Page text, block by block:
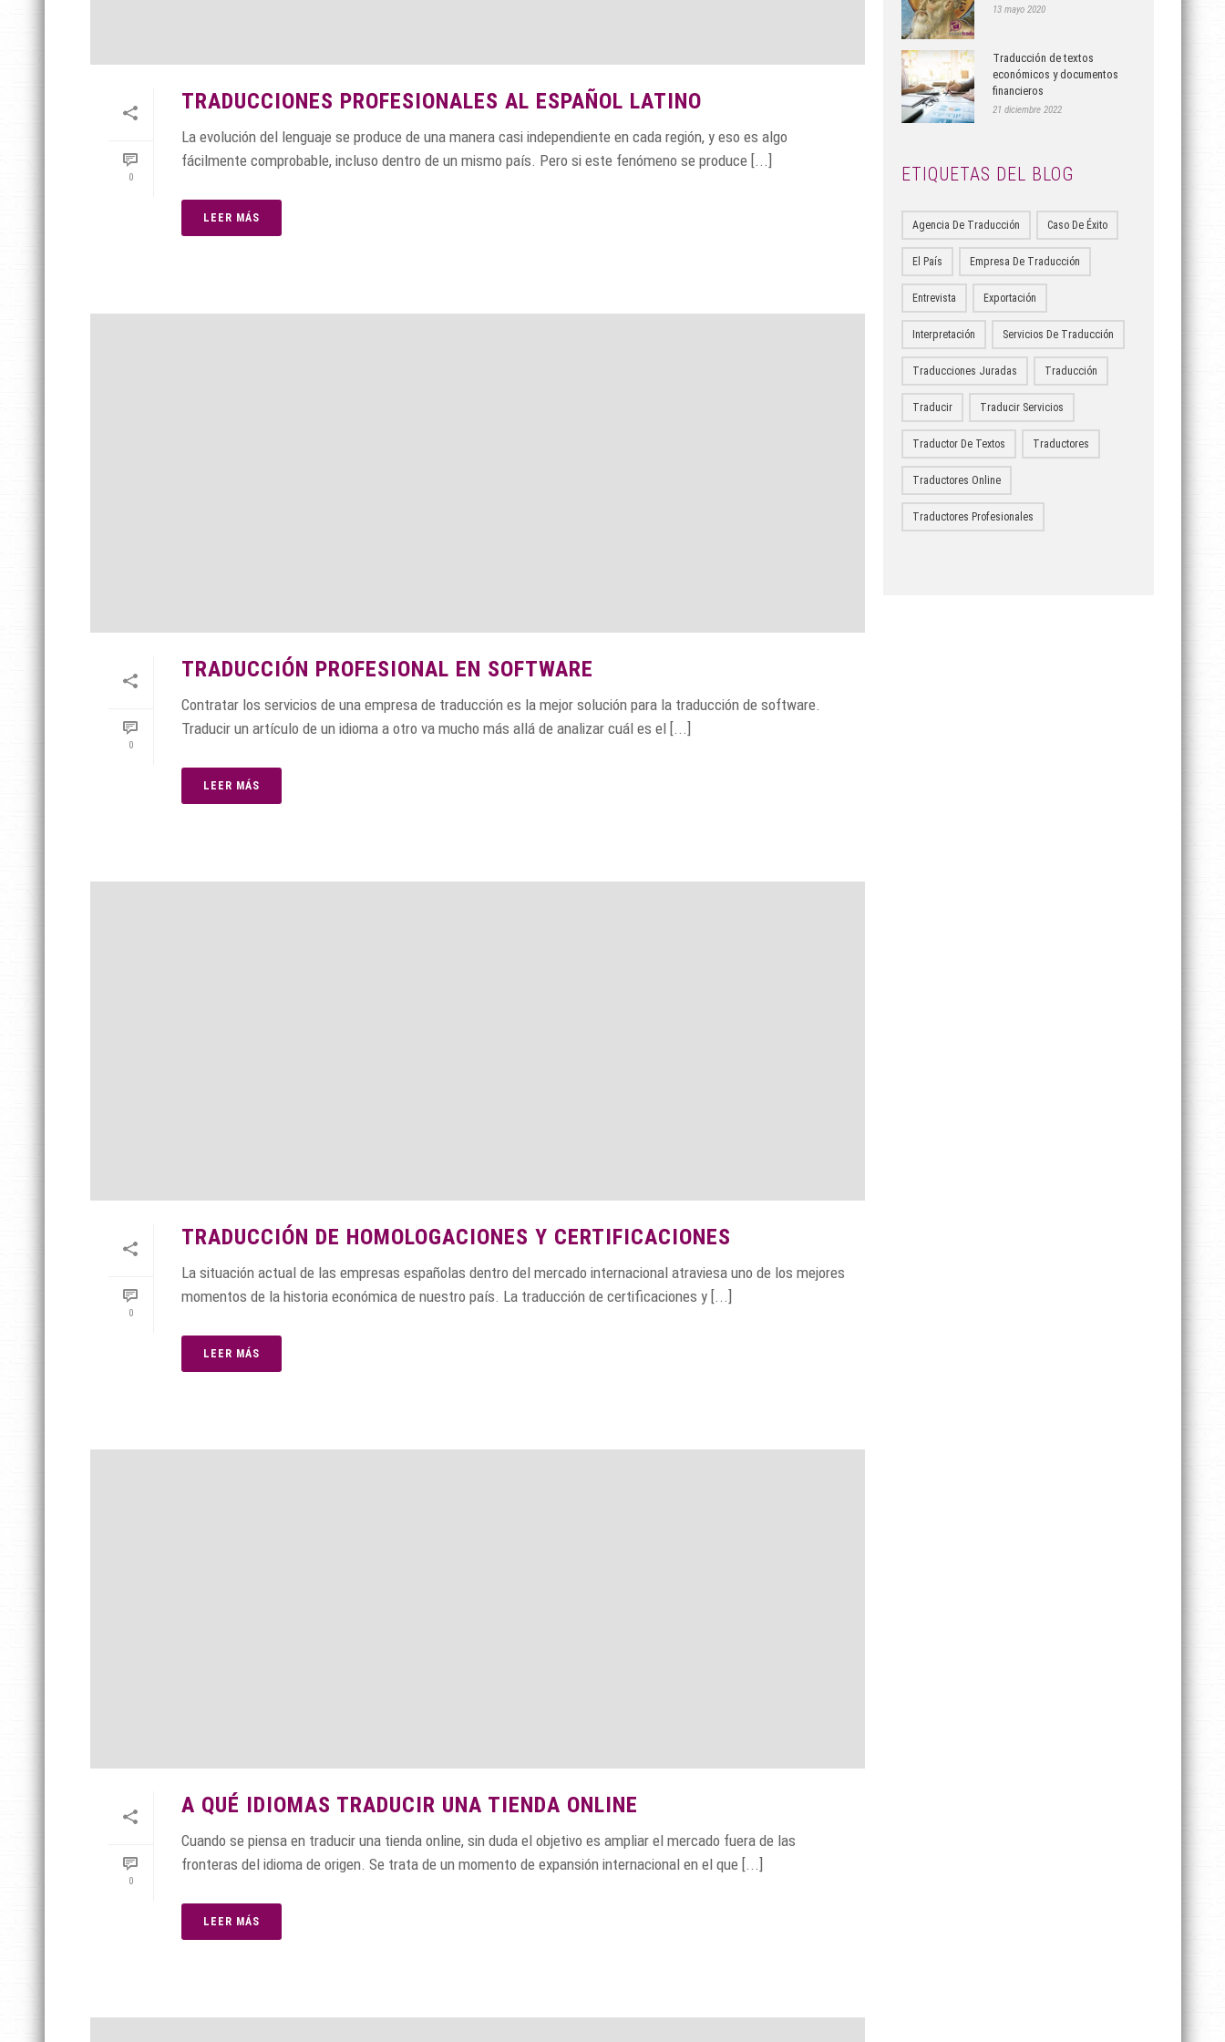
0
TRADUCCIONES PROFESIONALES AL ESPAÑOL LATINO
La evolución del lenguaje se produce de una manera casi independiente en cada región, y eso es algo
fácilmente comprobable, incluso dentro de un mismo país. Pero si este fenómeno se produce [...]
LEER MÁS
0
TRADUCCIÓN PROFESIONAL EN SOFTWARE
Contratar los servicios de una empresa de traducción es la mejor solución para la traducción de software.
Traducir un artículo de un idioma a otro va mucho más allá de analizar cuál es el [...]
LEER MÁS
0
TRADUCCIÓN DE HOMOLOGACIONES Y CERTIFICACIONES
La situación actual de las empresas españolas dentro del mercado internacional atraviesa uno de los mejores
momentos de la historia económica de nuestro país. La traducción de certificaciones y [...]
LEER MÁS
0
A QUÉ IDIOMAS TRADUCIR UNA TIENDA ONLINE
Cuando se piensa en traducir una tienda online, sin duda el objetivo es ampliar el mercado fuera de las
fronteras del idioma de origen. Se trata de un momento de expansión internacional en el que [...]
LEER MÁS
13 mayo 2020
Traducción de textos
económicos y documentos
financieros
21 diciembre 2022
ETIQUETAS DEL BLOG
Agencia De Traducción Caso De Éxito
El País Empresa De Traducción
Entrevista Exportación
Interpretación Servicios De Traducción
Traducciones Juradas Traducción
Traducir Traducir Servicios
Traductor De Textos Traductores
Traductores Online
Traductores Profesionales